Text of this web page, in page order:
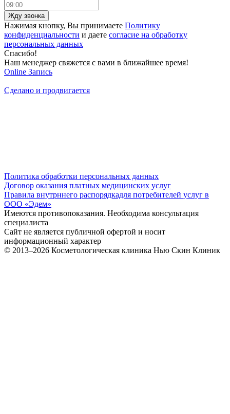
Жду звонка
Нажимая кнопку, Вы принимаете Политику
конфиденциальности и даете согласие на обработку
персональных данных
Спасибо!
Наш менеджер свяжется с вами в ближайшее время!
Online Запись
Сделано и продвигается
Политика обработки персональных данных
Договор оказания платных медицинских услуг
Правила внутрннего распорядкадля потребителей услуг в
ООО «Эдем»
Имеются противопоказания. Необходима консультация
специалиста
Сайт не является публичной офертой и носит
информационный характер
© 2013–2026 Косметологическая клиника Нью Скин Клиник